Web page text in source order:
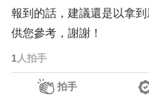
報到的話，建議還是以拿
供您參考，謝謝！
1 人拍手
拍手